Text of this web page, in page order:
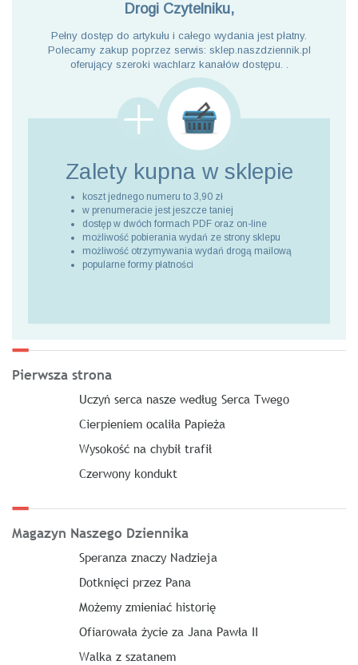
Drogi Czytelniku,
Pełny dostęp do artykułu i całego wydania jest płatny.
Polecamy zakup poprzez serwis: sklep.naszdziennik.pl
oferujący szeroki wachlarz kanałów dostępu. .
Zalety kupna w sklepie
koszt jednego numeru to 3,90 zł
w prenumeracie jest jeszcze taniej
dostęp w dwóch formach PDF oraz on-line
możliwość pobierania wydań ze strony sklepu
możliwość otrzymywania wydań drogą mailową
popularne formy płatności
Pierwsza strona
Uczyń serca nasze według Serca Twego
Cierpieniem ocaliła Papieża
Wysokość na chybił trafił
Czerwony kondukt
Magazyn Naszego Dziennika
Speranza znaczy Nadzieja
Dotknięci przez Pana
Możemy zmieniać historię
Ofiarowała życie za Jana Pawła II
Walka z szatanem